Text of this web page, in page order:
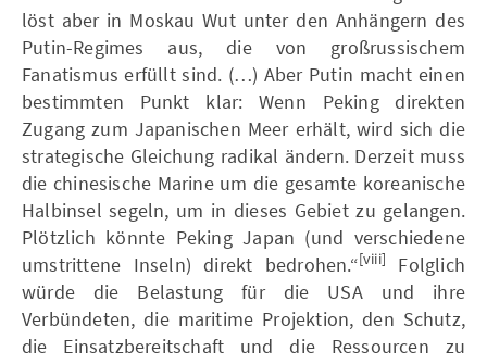
löst aber in Moskau Wut unter den Anhängern des
Putin-Regimes aus, die von großrussischem
Fanatismus erfüllt sind. (…) Aber Putin macht einen
bestimmten Punkt klar: Wenn Peking direkten
Zugang zum Japanischen Meer erhält, wird sich die
strategische Gleichung radikal ändern. Derzeit muss
die chinesische Marine um die gesamte koreanische
Halbinsel segeln, um in dieses Gebiet zu gelangen.
Plötzlich könnte Peking Japan (und verschiedene
umstrittene Inseln) direkt bedrohen.“[viii]
Folglich
würde die Belastung für die USA und ihre
Verbündeten, die maritime Projektion, den Schutz,
die Einsatzbereitschaft und die Ressourcen zu